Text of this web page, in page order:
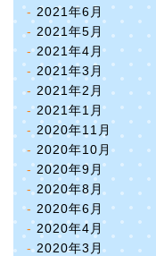
2021年6月
2021年5月
2021年4月
2021年3月
2021年2月
2021年1月
2020年11月
2020年10月
2020年9月
2020年8月
2020年6月
2020年4月
2020年3月